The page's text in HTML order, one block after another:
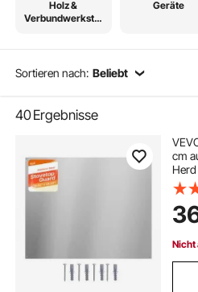
Holz &
Verbundwerkstof
Geräte
Sortieren nach: Beliebt
40Ergebnisse
cm
Nicht